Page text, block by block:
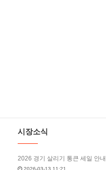
시장소식
2026 경기 살리기 통큰 세일 안내
2026-03-13 11:21